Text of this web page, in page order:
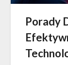
Porady